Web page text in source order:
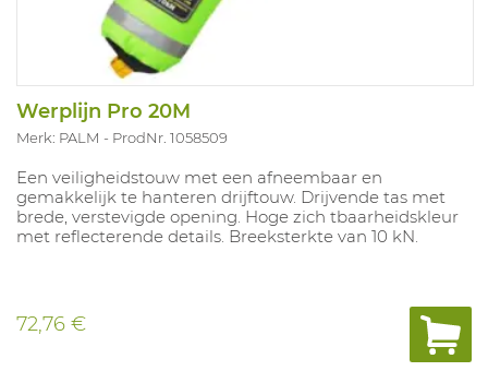
Werplijn Pro 20M
Merk: PALM ProdNr. 1058509
Een veiligheidstouw met een afneembaar en
gemakkelijk te hanteren drijftouw. Drijvende tas met
brede, verstevigde opening. Hoge zich tbaarheidskleur
met reflecterende details. Breeksterkte van 10 kN.
72,76 €